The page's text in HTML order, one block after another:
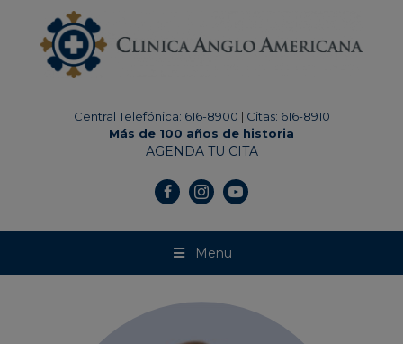
Central Telefónica: 616-8900 | Citas: 616-8910
Más de 100 años de historia
AGENDA TU CITA
Menu